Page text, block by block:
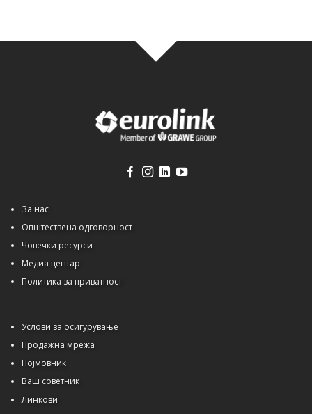
За нас
Општествена одговорност
Човечки ресурси
Медиа центар
Политика за приватност
Услови за осигурување
Продажна мрежа
Појмовник
Ваш советник
Линкови